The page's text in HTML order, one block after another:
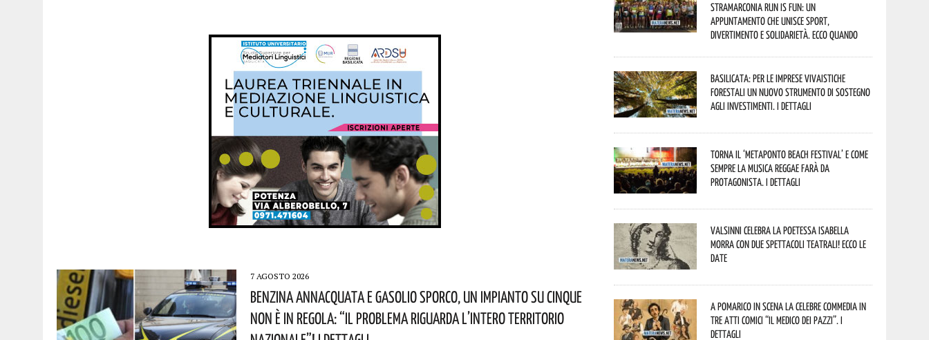
7 AGOSTO 2026
Benzina Annacquata E Gasolio Sporco, Un Impianto Su Cinque
Non È In Regola: “il Problema Riguarda L’intero Territorio
StraMarconia Run is Fun: un
appuntamento che unisce sport,
divertimento e solidarietà. Ecco quando
Basilicata: per le imprese vivaistiche
forestali un nuovo strumento di sostegno
agli investimenti. I dettagli
Torna il ‘Metaponto beach festival’ e come
sempre la musica reggae farà da
protagonista. I dettagli
Valsinni celebra la poetessa Isabella
Morra con due spettacoli teatrali! Ecco le
date
A Pomarico in scena la celebre commedia in
tre atti comici “Il medico dei pazzi”. I
dettagli